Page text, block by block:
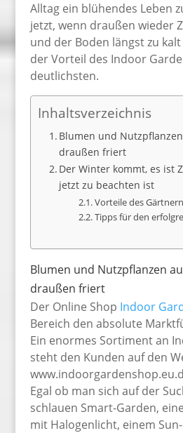
Alltag ein blühendes Leben
jetzt, wenn draußen wieder
und der Boden längst zu
der Vorteil des Indoor
deutlichsten.
Inhaltsverzeichnis
Blumen und
draußen friert
Der Winter kommt, es ist
jetzt zu beachten ist
Vorteile des
Tipps für den
Blumen und Nutzpflanzen
draußen friert
Der Online Shop Indoor
Bereich den absolute
Ein enormes Sortiment an
steht den Kunden auf den
Egal ob man sich auf der
schlauen Smart-Garden,
mit Halogenlicht, einem